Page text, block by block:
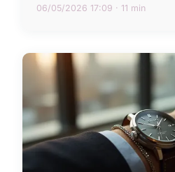
06/05/2026 17:09 · 11 min